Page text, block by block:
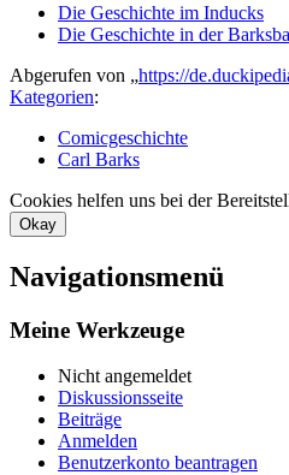
Die Geschichte im Inducks
Die Geschichte in der
Abgerufen von „https://
Kategorien:
Comicgeschichte
Carl Barks
Cookies helfen uns bei der
Okay
Navigationsmenü
Meine Werkzeuge
Nicht angemeldet
Diskussionsseite
Beiträge
Anmelden
Benutzerkonto beantragen